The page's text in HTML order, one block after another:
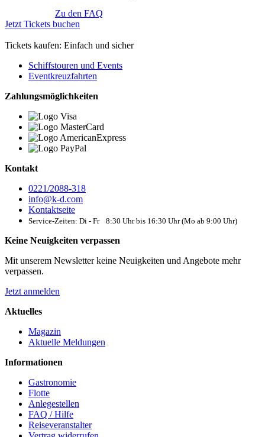
Zu den FAQ
Jetzt Tickets buchen
Tickets kaufen: Einfach und sicher
Schiffstouren und Events
Eventkreuzfahrten
Zahlungsmöglichkeiten
Kontakt
0221/2088-318
info@k-d.com
Kontaktseite
Service-Zeiten: Di - Fr 8:30 Uhr bis 16:30 Uhr (Mo ab 9:00 Uhr)
Keine Neuigkeiten verpassen
Mit unserem Newsletter keine Neuigkeiten und Angebote mehr
verpassen.
Jetzt anmelden
Aktuelles
Magazin
Aktuelle Meldungen
Informationen
Gastronomie
Flotte
Anlegestellen
FAQ / Hilfe
Reiseveranstalter